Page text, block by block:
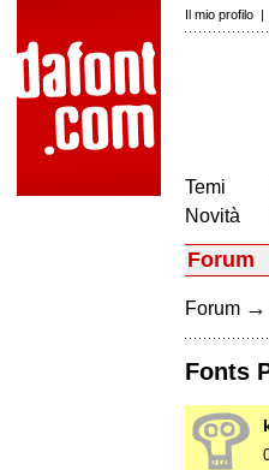
Il mio profilo |
Temi
Novità
Forum
Forum →
Fonts